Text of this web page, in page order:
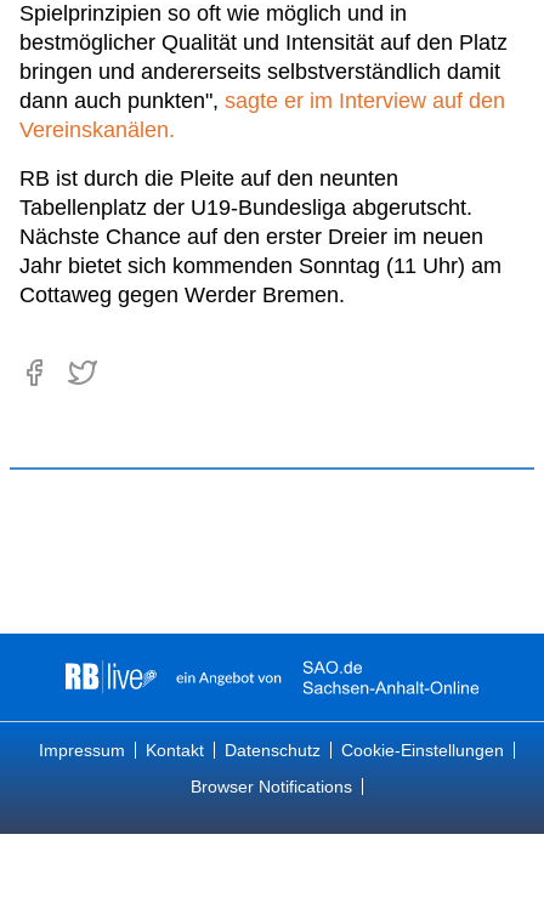
Spielprinzipien so oft wie möglich und in
bestmöglicher Qualität und Intensität auf den Platz
bringen und andererseits selbstverständlich damit
dann auch punkten", sagte er im Interview auf den
Vereinskanälen.
RB ist durch die Pleite auf den neunten
Tabellenplatz der U19-Bundesliga abgerutscht.
Nächste Chance auf den erster Dreier im neuen
Jahr bietet sich kommenden Sonntag (11 Uhr) am
Cottaweg gegen Werder Bremen.
Impressum Kontakt Datenschutz
Cookie-Einstellungen
Browser Notifications